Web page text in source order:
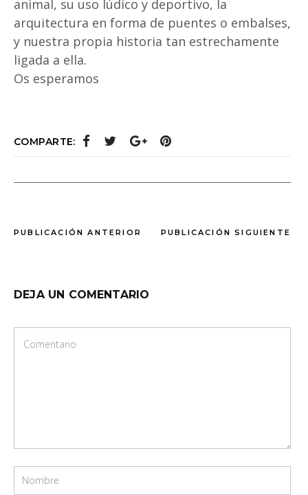
animal, su uso lúdico y deportivo, la
arquitectura en forma de puentes o embalses,
y nuestra propia historia tan estrechamente
ligada a ella.
Os esperamos
COMPARTE:
PUBLICACIÓN ANTERIOR PUBLICACIÓN SIGUIENTE
DEJA UN COMENTARIO